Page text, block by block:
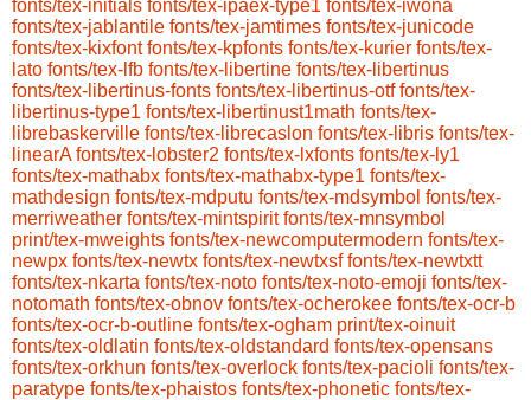
fonts/tex-initials fonts/tex-ipaex-type1 fonts/tex-iwona
fonts/tex-jablantile fonts/tex-jamtimes fonts/tex-junicode
fonts/tex-kixfont fonts/tex-kpfonts fonts/tex-kurier fonts/tex-
lato fonts/tex-lfb fonts/tex-libertine fonts/tex-libertinus
fonts/tex-libertinus-fonts fonts/tex-libertinus-otf fonts/tex-
libertinus-type1 fonts/tex-libertinust1math fonts/tex-
librebaskerville fonts/tex-librecaslon fonts/tex-libris fonts/tex-
linearA fonts/tex-lobster2 fonts/tex-lxfonts fonts/tex-ly1
fonts/tex-mathabx fonts/tex-mathabx-type1 fonts/tex-
mathdesign fonts/tex-mdputu fonts/tex-mdsymbol fonts/tex-
merriweather fonts/tex-mintspirit fonts/tex-mnsymbol
print/tex-mweights fonts/tex-newcomputermodern fonts/tex-
newpx fonts/tex-newtx fonts/tex-newtxsf fonts/tex-newtxtt
fonts/tex-nkarta fonts/tex-noto fonts/tex-noto-emoji fonts/tex-
notomath fonts/tex-obnov fonts/tex-ocherokee fonts/tex-ocr-b
fonts/tex-ocr-b-outline fonts/tex-ogham print/tex-oinuit
fonts/tex-oldlatin fonts/tex-oldstandard fonts/tex-opensans
fonts/tex-orkhun fonts/tex-overlock fonts/tex-pacioli fonts/tex-
paratype fonts/tex-phaistos fonts/tex-phonetic fonts/tex-